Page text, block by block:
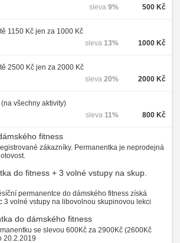
500 Kč
sleva 9%
1150 Kč jen za 1000 Kč
1000 Kč
sleva 13%
2500 Kč jen za 2000 Kč
2000 Kč
sleva 20%
všechny aktivity)
800 Kč
sleva 11%
fitness
zákazníky. Permanentka je neprodejná
do fitness + 3 volné vstupy na skup.
permanentce do dámského fitness získá
3 volné vstupy na libovolnou skupinovou lekci
do dámského fitness
se slevou 600Kč za 2900Kč (2600Kč
20.2.2019